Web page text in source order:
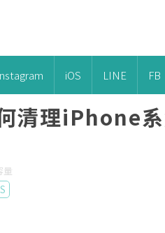
iOS LINE FB
清理iPhone
量